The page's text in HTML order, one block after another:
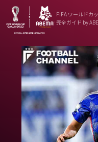
FIFA ワールドカ
完全ガイド by
ニュース
News
出場国
Teams
日本代表